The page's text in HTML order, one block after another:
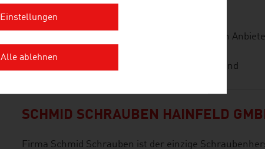
FEUERUNGSTECHNIK GMBH
POLYTECHNIK ist einer der weltweit führenden
Planung und Lieferung von schlüsselfertigen
Biomasseverbrennungsanlagen zur Wärme- und
SCHMID SCHRAUBEN HAINFELD
Firma Schmid Schrauben ist der einzige
Einstellungen
Alle ablehnen